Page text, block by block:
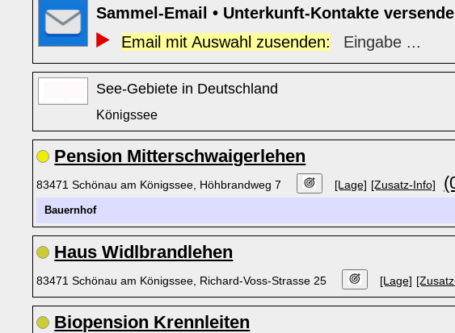
Sammel-Email • Unterkunft-Kontakte
Email mit Auswahl zusenden:
Eingabe ...
See-Gebiete in Deutschland
Königssee
Pension Mitterschwaigerlehen
83471 Schönau am Königssee, Höhbrandweg 7 [Lage] [Zusatz-Info]
Bauernhof
Haus Widlbrandlehen
83471 Schönau am Königssee, Richard-Voss-Strasse 25 [Lage]
Biopension Krennleiten